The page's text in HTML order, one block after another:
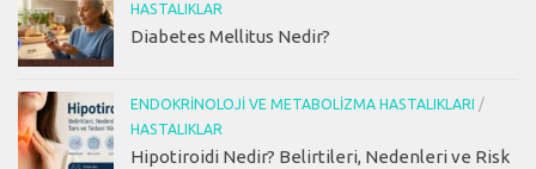
HASTALIKLAR
Diabetes Mellitus Nedir?
ENDOKRINOLOJI VE METABOLIZMA HASTALIKLARI
/
HASTALIKLAR
Hipotiroidi Nedir? Belirtileri, Nedenleri ve Risk